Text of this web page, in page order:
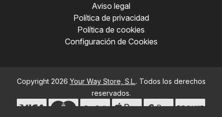
Aviso legal
Política de privacidad
Política de cookies
Configuración de Cookies
Copyright 2026 Your Way Store, S.L.. Todos los derechos
reservados.